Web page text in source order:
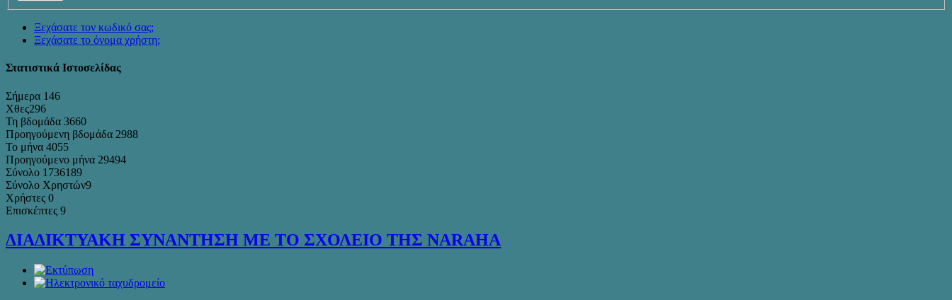
Ξεχάσατε τον κωδικό σας;
Ξεχάσατε το όνομα χρήστη;
Στατιστικά Ιστοσελίδας
Σήμερα 146
Χθες296
Τη βδομάδα 3660
Προηγούμενη βδομάδα 2988
Το μήνα 4055
Προηγούμενο μήνα 29494
Σύνολο 1736189
Σύνολο Χρηστών9
Χρήστες 0
Επισκέπτες 9
ΔΙΑΔΙΚΤΥΑΚΗ ΣΥΝΑΝΤΗΣΗ ΜΕ ΤΟ ΣΧΟΛΕΙΟ ΤΗΣ NARAHA